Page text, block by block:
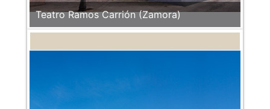
Teatro Ramos Carrión (Zamora)